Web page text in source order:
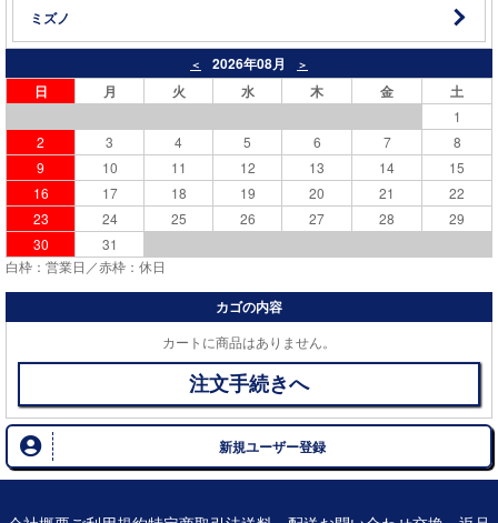
ミズノ
＜ 2026年08月 ＞
日 月 火 水 木 金 土
1
2
3 4 5 6 7
8
9
10 11 12 13 14
15
16
17 18 19 20 21
22
23
24 25 26 27 28
29
30
31
白枠：営業日／赤枠：休日
カゴの内容
カートに商品はありません。
注文手続きへ
新規ユーザー登録